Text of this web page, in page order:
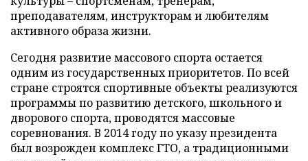
преподавателям, инструкторам и любителям
активного образа жизни.
Сегодня развитие массового спорта остается
одним из государственных приоритетов. По всей
стране строятся спортивные объекты реализуются
программы по развитию детского, школьного и
дворового спорта, проводятся массовые
соревнования. В 2014 году по указу президента
был возрожден комплекс ГТО, а традиционными